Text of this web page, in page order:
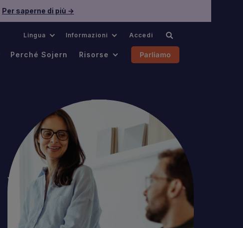
Per saperne di più →
Lingua Informazioni Accedi
Perché Sojern Risorse Parliamo